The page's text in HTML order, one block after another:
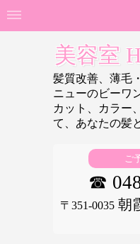
美容室
髪質改善、薄毛
ニューのビーワ
カット、カラー
て、あなたの髪
ご
☎
〒351-0035朝